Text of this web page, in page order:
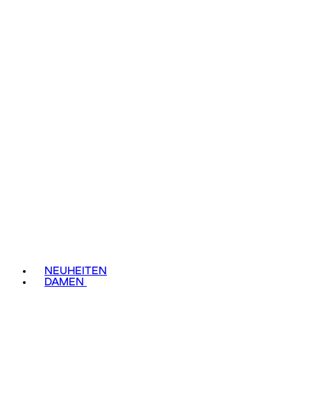
NEUHEITEN
DAMEN